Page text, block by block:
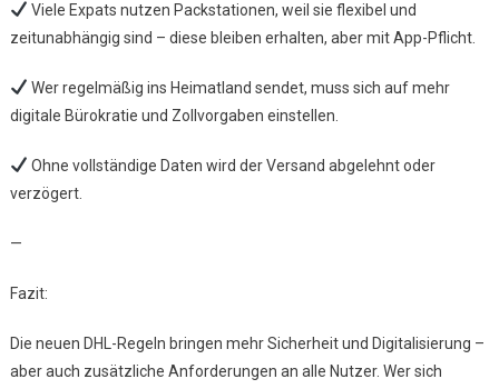
Viele Expats nutzen Packstationen, weil sie flexibel und
zeitunabhängig sind – diese bleiben erhalten, aber mit App-Pflicht.
Wer regelmäßig ins Heimatland sendet, muss sich auf mehr
digitale Bürokratie und Zollvorgaben einstellen.
Ohne vollständige Daten wird der Versand abgelehnt oder
verzögert.
—
Fazit:
Die neuen DHL-Regeln bringen mehr Sicherheit und Digitalisierung –
aber auch zusätzliche Anforderungen an alle Nutzer. Wer sich